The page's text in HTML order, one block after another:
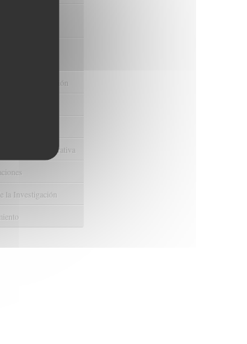
de Financiación
Administrativa
la Investigación